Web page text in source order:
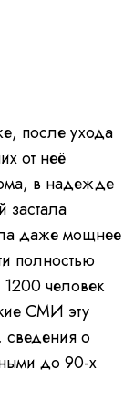
после ухода
от неё
в надежде
застала
даже мощнее
полностью
1200 человек
СМИ эту
сведения о
до 90-х